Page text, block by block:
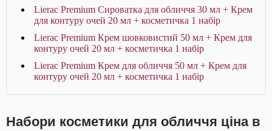
Lierac Premium Сироватка для обличчя 30 мл + Крем
для контуру очей 20 мл + косметичка 1 набір
Lierac Premium Крем шовковистий 50 мл + Крем для
контуру очей 20 мл + косметичка 1 набір
Lierac Premium Крем для обличчя 50 мл + Крем для
контуру очей 20 мл + косметичка 1 набір
Набори косметики для обличчя ціна в